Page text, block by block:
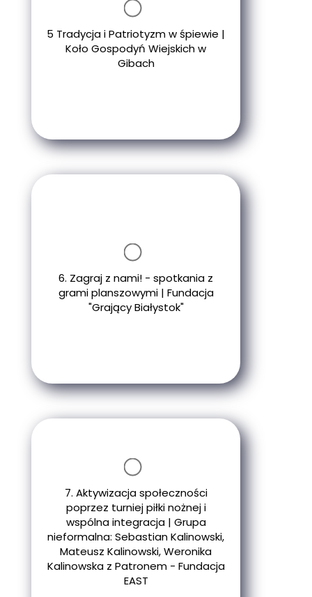
5 Tradycja i Patriotyzm w śpiewie |
Koło Gospodyń Wiejskich w
Gibach
6. Zagraj z nami! - spotkania z
grami planszowymi | Fundacja
"Grający Białystok"
7. Aktywizacja społeczności
poprzez turniej piłki nożnej i
wspólna integracja | Grupa
nieformalna: Sebastian Kalinowski,
Mateusz Kalinowski, Weronika
Kalinowska z Patronem - Fundacja
EAST